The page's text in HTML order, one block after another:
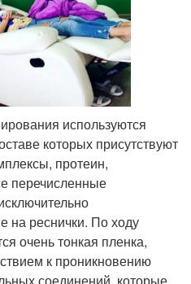
используются
которых присутствуют
протеин,
перечисленные
на реснички. По ходу
очень тонкая пленка,
к проникновению